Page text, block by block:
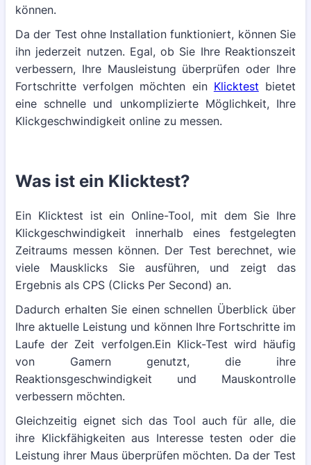
können.
Da der Test ohne Installation funktioniert, können Sie
ihn jederzeit nutzen. Egal, ob Sie Ihre Reaktionszeit
verbessern, Ihre Mausleistung überprüfen oder Ihre
Fortschritte verfolgen möchten ein Klicktest bietet
eine schnelle und unkomplizierte Möglichkeit, Ihre
Klickgeschwindigkeit online zu messen.
Was ist ein Klicktest?
Ein Klicktest ist ein Online-Tool, mit dem Sie Ihre
Klickgeschwindigkeit innerhalb eines festgelegten
Zeitraums messen können. Der Test berechnet, wie
viele Mausklicks Sie ausführen, und zeigt das
Ergebnis als CPS (Clicks Per Second) an.
Dadurch erhalten Sie einen schnellen Überblick über
Ihre aktuelle Leistung und können Ihre Fortschritte im
Laufe der Zeit verfolgen.Ein Klick-Test wird häufig
von Gamern genutzt, die ihre
Reaktionsgeschwindigkeit und Mauskontrolle
verbessern möchten.
Gleichzeitig eignet sich das Tool auch für alle, die
ihre Klickfähigkeiten aus Interesse testen oder die
Leistung ihrer Maus überprüfen möchten. Da der Test